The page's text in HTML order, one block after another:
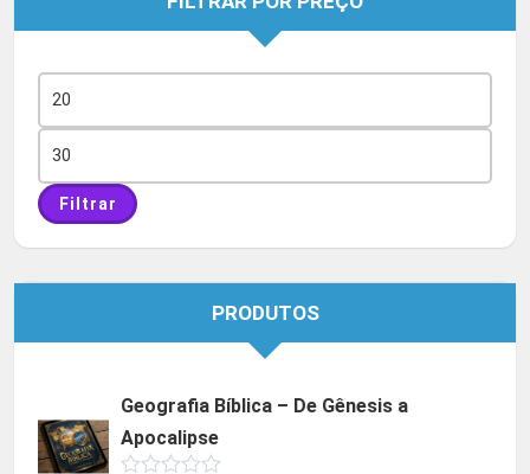
mínimo
máximo
Filtrar
PRODUTOS
Geografia Bíblica – De Gênesis a
Apocalipse